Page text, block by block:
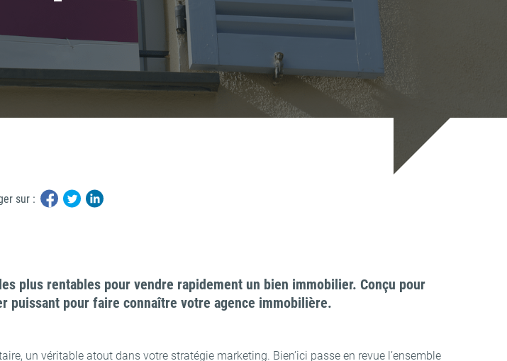
sur :
plus rentables pour vendre rapidement un bien immobilier. Conçu pour
puissant pour faire connaître votre agence immobilière.
un véritable atout dans votre stratégie marketing. Bien’ici passe en revue l’ensemble